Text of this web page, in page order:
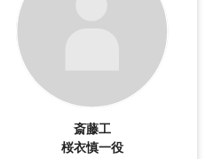
斎藤工
桜衣慎一役